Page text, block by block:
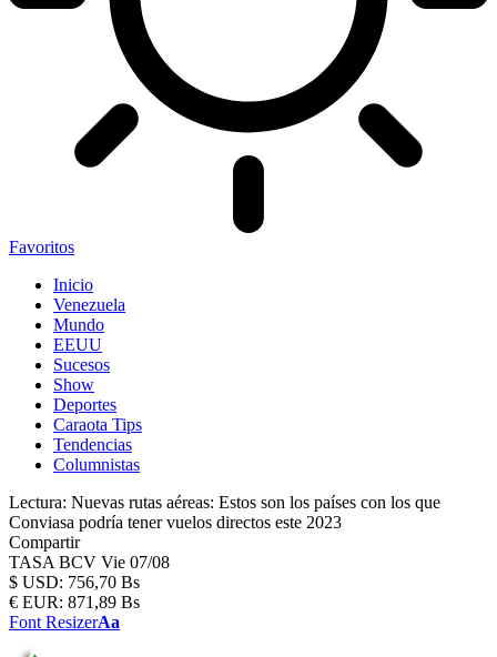
Favoritos
Inicio
Venezuela
Mundo
EEUU
Sucesos
Show
Deportes
Caraota Tips
Tendencias
Columnistas
Lectura: Nuevas rutas aéreas: Estos son los países con los que
Conviasa podría tener vuelos directos este 2023
Compartir
TASA BCV Vie 07/08
$ USD: 756,70 Bs
€ EUR: 871,89 Bs
Font ResizerAa